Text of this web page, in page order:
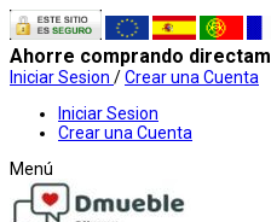
Ahorre comprando
Iniciar Sesion /Crear una Cuenta
Iniciar Sesion
Crear una Cuenta
Menú